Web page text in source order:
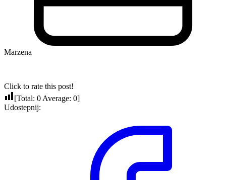
Marzena
Click to rate this post!
[Total: 0 Average: 0]
Udostepnij: